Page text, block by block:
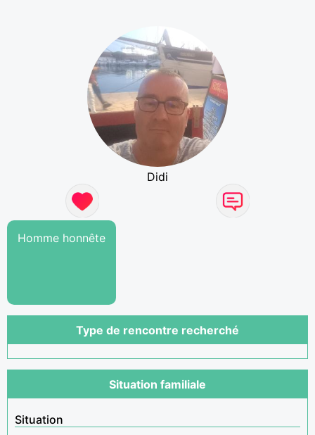
Didi
Homme honnête
Type de rencontre recherché
Situation familiale
Situation